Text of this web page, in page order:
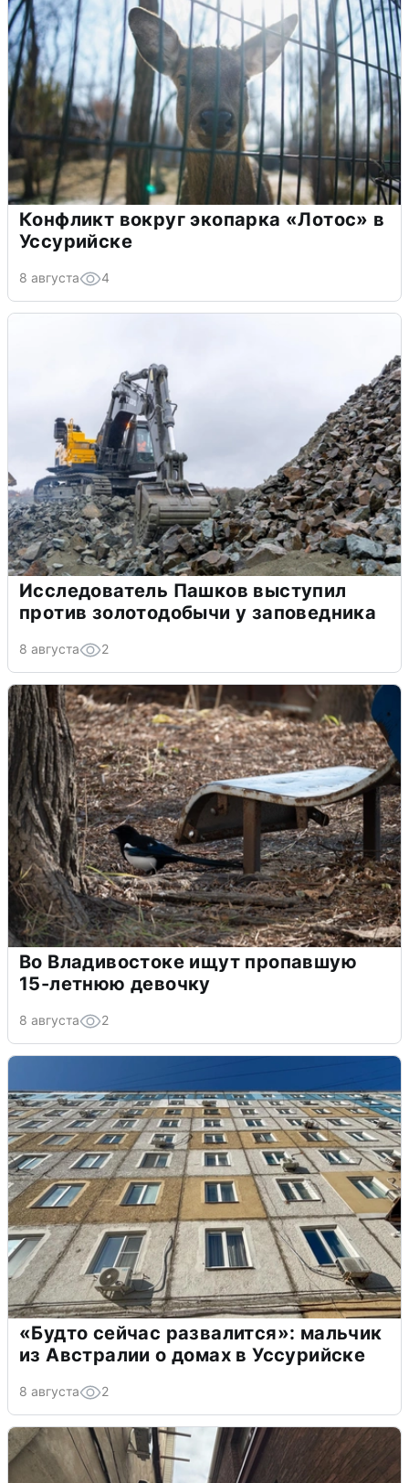
Конфликт вокруг экопарка «Лотос» в
Уссурийске
8 августа 4
Исследователь Пашков выступил
против золотодобычи у заповедника
8 августа 2
Во Владивостоке ищут пропавшую
15-летнюю девочку
8 августа 2
«Будто сейчас развалится»: мальчик
из Австралии о домах в Уссурийске
8 августа 2